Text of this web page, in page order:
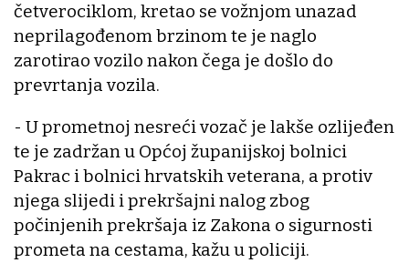
četverociklom, kretao se vožnjom unazad
neprilagođenom brzinom te je naglo
zarotirao vozilo nakon čega je došlo do
prevrtanja vozila.
- U prometnoj nesreći vozač je lakše ozlijeđen
te je zadržan u Općoj županijskoj bolnici
Pakrac i bolnici hrvatskih veterana, a protiv
njega slijedi i prekršajni nalog zbog
počinjenih prekršaja iz Zakona o sigurnosti
prometa na cestama, kažu u policiji.